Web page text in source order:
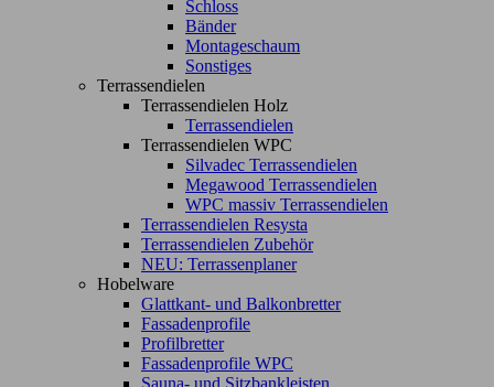
Schloss
Bänder
Montageschaum
Sonstiges
Terrassendielen
Terrassendielen Holz
Terrassendielen
Terrassendielen WPC
Silvadec Terrassendielen
Megawood Terrassendielen
WPC massiv Terrassendielen
Terrassendielen Resysta
Terrassendielen Zubehör
NEU: Terrassenplaner
Hobelware
Glattkant- und Balkonbretter
Fassadenprofile
Profilbretter
Fassadenprofile WPC